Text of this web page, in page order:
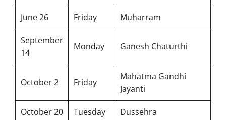
June 26 Friday Muharram
September
14
Monday Ganesh Chaturthi
October 2 Friday
Mahatma Gandhi
Jayanti
October 20 Tuesday Dussehra